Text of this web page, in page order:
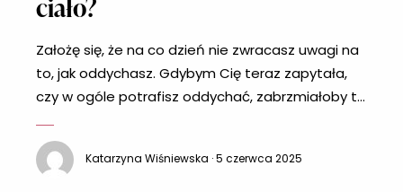
Założę się, że na co dzień nie zwracasz uwagi na
to, jak oddychasz. Gdybym Cię teraz zapytała,
czy w ogóle potrafisz oddychać, zabrzmiałoby to
wydaje nam się przecież wyjątkowo prosty, w
końcu wszystko wówczas dzieje się właściwie
Katarzyna Wiśniewska · 5 czerwca 2025